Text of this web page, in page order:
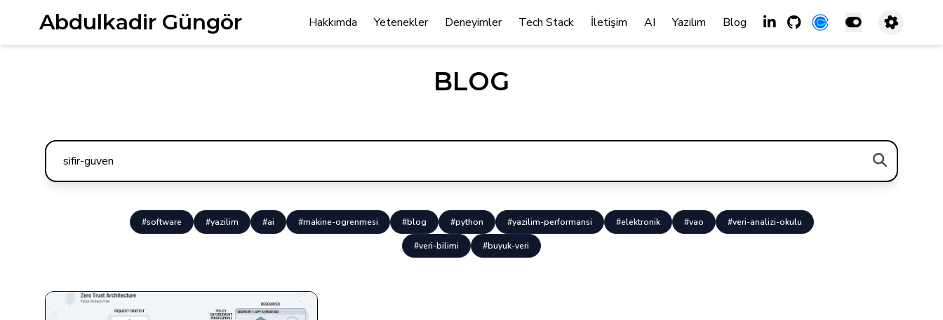
Abdulkadir Güngör Hakkımda Yetenekler Deneyimler Tech Stack İletişim AI Yazılım Blog
BLOG
#software #yazilim #ai #makine-ogrenmesi #blog #python #yazilim-performansi #elektronik #vao #veri-analizi-okulu
#veri-bilimi #buyuk-veri